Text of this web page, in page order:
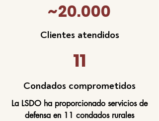
~20.000
Clientes atendidos
11
Condados comprometidos
La LSDO ha proporcionado servicios de
defensa en 11 condados rurales